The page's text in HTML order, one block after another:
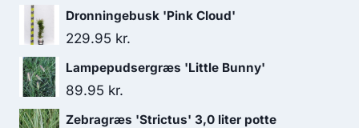
Dronningebusk 'Pink Cloud'
229.95 kr.
Lampepudsergræs 'Little Bunny'
89.95 kr.
Zebragræs 'Strictus' 3,0 liter potte